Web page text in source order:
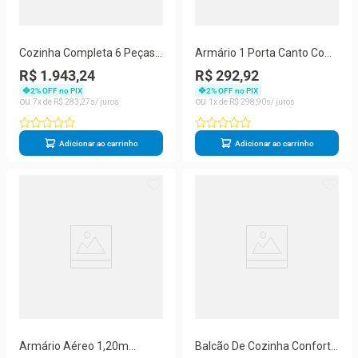
Cozinha Completa 6 Peças
Evolution Plus Freijo Com
OffWhite
R$ 1.943,24
2% OFF no PIX
7
R$ 283 27
Adicionar ao carrinho
Armário 1 Porta Canto Com
Nicho Grafite Batrol Grafite
R$ 292,92
2% OFF no PIX
1
R$ 298 90
Adicionar ao carrinho
Armário Aéreo 1,20m
Balcão De Cozinha Confort